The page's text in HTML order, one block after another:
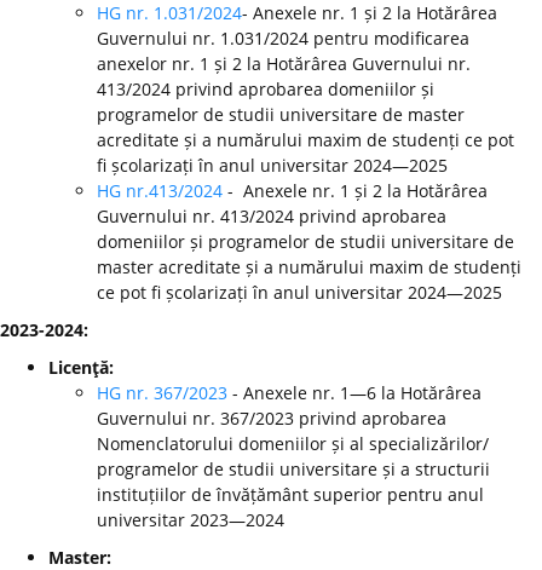
HG nr. 1.031/2024- Anexele nr. 1 și 2 la Hotărârea
Guvernului nr. 1.031/2024 pentru modificarea
anexelor nr. 1 și 2 la Hotărârea Guvernului nr.
413/2024 privind aprobarea domeniilor și
programelor de studii universitare de master
acreditate și a numărului maxim de studenți ce pot
fi școlarizați în anul universitar 2024—2025
HG nr.413/2024 - Anexele nr. 1 și 2 la Hotărârea
Guvernului nr. 413/2024 privind aprobarea
domeniilor și programelor de studii universitare de
master acreditate și a numărului maxim de studenți
ce pot fi școlarizați în anul universitar 2024—2025
2023-2024:
Licenţă:
HG nr. 367/2023 - Anexele nr. 1—6 la Hotărârea
Guvernului nr. 367/2023 privind aprobarea
Nomenclatorului domeniilor și al specializărilor/
programelor de studii universitare și a structurii
instituțiilor de învățământ superior pentru anul
universitar 2023—2024
Master: